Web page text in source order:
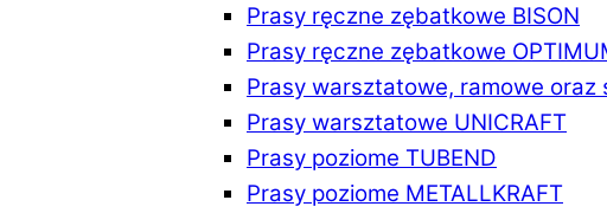
Prasy ręczne zębatkowe BISON
Prasy ręczne zębatkowe
Prasy warsztatowe, ramowe oraz
Prasy warsztatowe UNICRAFT
Prasy poziome TUBEND
Prasy poziome METALLKRAFT